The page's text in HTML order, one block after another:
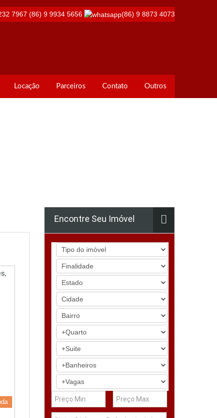
7967 (86) 9 9934 5656 (86) 9 8873 4073
Locação Parceiros Contato Outros
Encontre Seu Imóvel